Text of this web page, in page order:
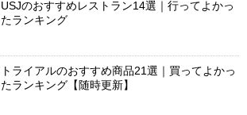
USJのおすすめレストラン14選｜行ってよかっ
たランキング
トライアルのおすすめ商品21選｜買ってよかっ
たランキング【随時更新】